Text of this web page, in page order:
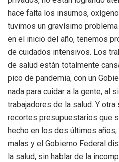
hace falta los insumos,
tuvimos un gravísimo
en el inicio del año, tenemos
de cuidados intensivos. Los
de salud están totalmente
pico de pandemia, con un
nada para cuidar a la gente, al
trabajadores de la salud. Y
recortes presupuestarios que
hecho en los dos últimos
malas y el Gobierno Federal
la salud, sin hablar de la